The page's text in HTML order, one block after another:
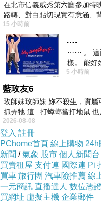
在北市信義威秀第六廳參加特
路轉、對白貼切現實有意涵、
糊、
15 小時前
….
⋯⋯ 。 這
樣。 能好
起來，以
5 小時前
藍玫友6
玫師妹玫師妹 妳不殺生，實屬
抓弄牠 這...打蟑螂當打地鼠
2026-08-08
登入 註冊
PChome首頁 線上購物 24h
新聞 /氣象 股市 個人新聞台
買賣租屋 支付連 國際連 Pi
買車 旅行團 汽車險推薦 線
一元簡訊 直播達人 數位憑證
買網址 虛擬主機 企業郵件